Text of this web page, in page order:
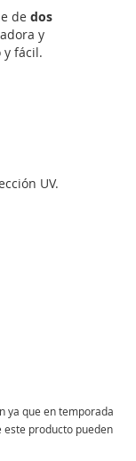
de dos
y
y fácil.
UV.
ya que en temporada
este producto pueden